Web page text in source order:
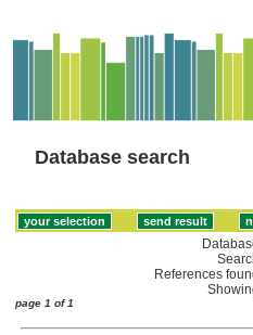
Database search
References
page 1 of 1